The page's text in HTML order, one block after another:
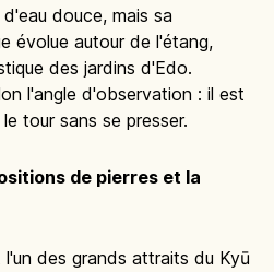
douce, mais sa
évolue autour de l'étang,
des jardins d'Edo.
l'angle d'observation : il est
tour sans se presser.
de pierres et la
des grands attraits du Kyū